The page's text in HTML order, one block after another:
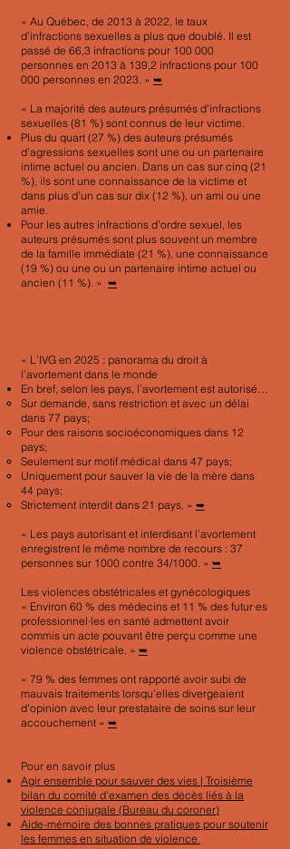
« Au Québec, de 2013 à 2022, le taux
d’infractions sexuelles a plus que doublé. Il est
passé de 66,3 infractions pour 100 000
personnes en 2013 à 139,2 infractions pour 100
000 personnes en 2023. » ➥
« La majorité des auteurs présumés d’infractions
sexuelles (81 %) sont connus de leur victime.
Plus du quart (27 %) des auteurs présumés
d’agressions sexuelles sont une ou un partenaire
intime actuel ou ancien. Dans un cas sur cinq (21
%), ils sont une connaissance de la victime et
dans plus d’un cas sur dix (12 %), un ami ou une
amie.
Pour les autres infractions d’ordre sexuel, les
auteurs présumés sont plus souvent un membre
de la famille immédiate (21 %), une connaissance
(19 %) ou une ou un partenaire intime actuel ou
ancien (11 %). » ➥
« L’IVG en 2025 : panorama du droit à
l’avortement dans le monde
En bref, selon les pays, l’avortement est autorisé…
Sur demande, sans restriction et avec un délai
dans 77 pays;
Pour des raisons socioéconomiques dans 12
pays;
Seulement sur motif médical dans 47 pays;
Uniquement pour sauver la vie de la mère dans
44 pays;
Strictement interdit dans 21 pays. » ➥
« Les pays autorisant et interdisant l’avortement
enregistrent le même nombre de recours : 37
personnes sur 1000 contre 34/1000. » ​ ➥
Les violences obstétricales et gynécologiques
« Environ 60 % des médecins et 11 % des futur·es
professionnel·les en santé admettent avoir
commis un acte pouvant être perçu comme une
violence obstétricale. » ➥
« 79 % des femmes ont rapporté avoir subi de
mauvais traitements lorsqu'elles divergeaient
d'opinion avec leur prestataire de soins sur leur
accouchement » ➥
Pour en savoir plus
Agir ensemble pour sauver des vies | Troisième
bilan du comité d’examen des décès liés à la
violence conjugale (Bureau du coroner)
Aide-mémoire des bonnes pratiques pour soutenir
les femmes en situation de violence